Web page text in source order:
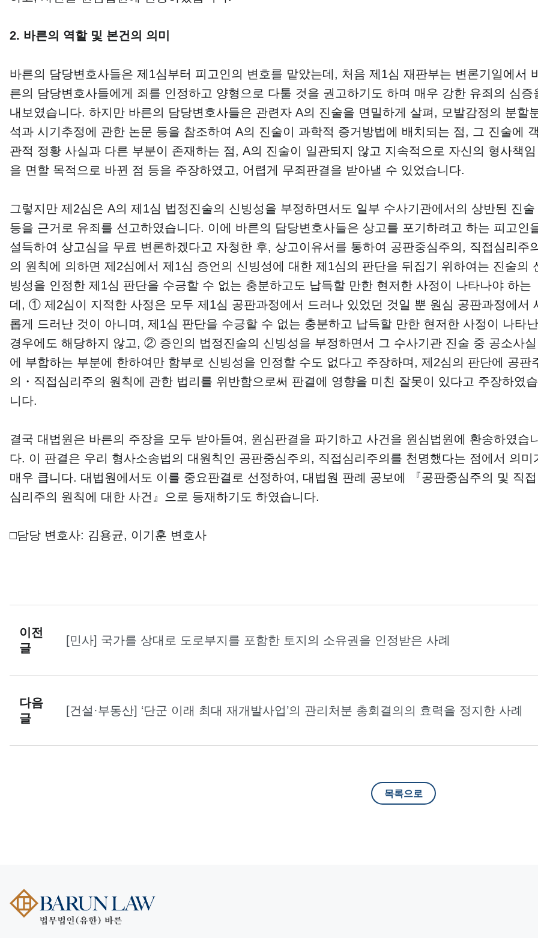
​2. 바른의 역할 및 본건의 의미
바른의 담당변호사들은 제1심부터 피고인의 변호를 맡았는데, 처음 제1심 재판부는 변론기일에서
른의 담당변호사들에게 죄를 인정하고 양형으로 다툴 것을 권고하기도 하며 매우 강한 유죄의 심증
내보였습니다. 하지만 바른의 담당변호사들은 관련자 A의 진술을 면밀하게 살펴, 모발감정의 분할
석과 시기추정에 관한 논문 등을 참조하여 A의 진술이 과학적 증거방법에 배치되는 점, 그 진술에 객
관적 정황 사실과 다른 부분이 존재하는 점, A의 진술이 일관되지 않고 지속적으로 자신의 형사책임
을 면할 목적으로 바뀐 점 등을 주장하였고, 어렵게 무죄판결을 받아낼 수 있었습니다.
​그렇지만 제2심은 A의 제1심 법정진술의 신빙성을 부정하면서도 일부 수사기관에서의 상반된 진술
등을 근거로 유죄를 선고하였습니다. 이에 바른의 담당변호사들은 상고를 포기하려고 하는 피고인
설득하여 상고심을 무료 변론하겠다고 자청한 후, 상고이유서를 통하여 공판중심주의, 직접심리주의
의 원칙에 의하면 제2심에서 제1심 증언의 신빙성에 대한 제1심의 판단을 뒤집기 위하여는 진술의
빙성을 인정한 제1심 판단을 수긍할 수 없는 충분하고도 납득할 만한 현저한 사정이 나타나야 하는
데, ① 제2심이 지적한 사정은 모두 제1심 공판과정에서 드러나 있었던 것일 뿐 원심 공판과정에서
롭게 드러난 것이 아니며, 제1심 판단을 수긍할 수 없는 충분하고 납득할 만한 현저한 사정이 나타난
경우에도 해당하지 않고, ② 증인의 법정진술의 신빙성을 부정하면서 그 수사기관 진술 중 공소사실
에 부합하는 부분에 한하여만 함부로 신빙성을 인정할 수도 없다고 주장하며, 제2심의 판단에 공판
의・직접심리주의 원칙에 관한 법리를 위반함으로써 판결에 영향을 미친 잘못이 있다고 주장하였습
니다.
​결국 대법원은 바른의 주장을 모두 받아들여, 원심판결을 파기하고 사건을 원심법원에 환송하였습니
다. 이 판결은 우리 형사소송법의 대원칙인 공판중심주의, 직접심리주의를 천명했다는 점에서 의미
매우 큽니다. 대법원에서도 이를 중요판결로 선정하여, 대법원 판례 공보에 『공판중심주의 및 직접
심리주의 원칙에 대한 사건』으로 등재하기도 하였습니다.
​□담당 변호사: 김용균, 이기훈 변호사
이전
글
[민사] 국가를 상대로 도로부지를 포함한 토지의 소유권을 인정받은 사례
다음
글
[건설·부동산] ‘단군 이래 최대 재개발사업’의 관리처분 총회결의의 효력을 정지한 사례
목록으로